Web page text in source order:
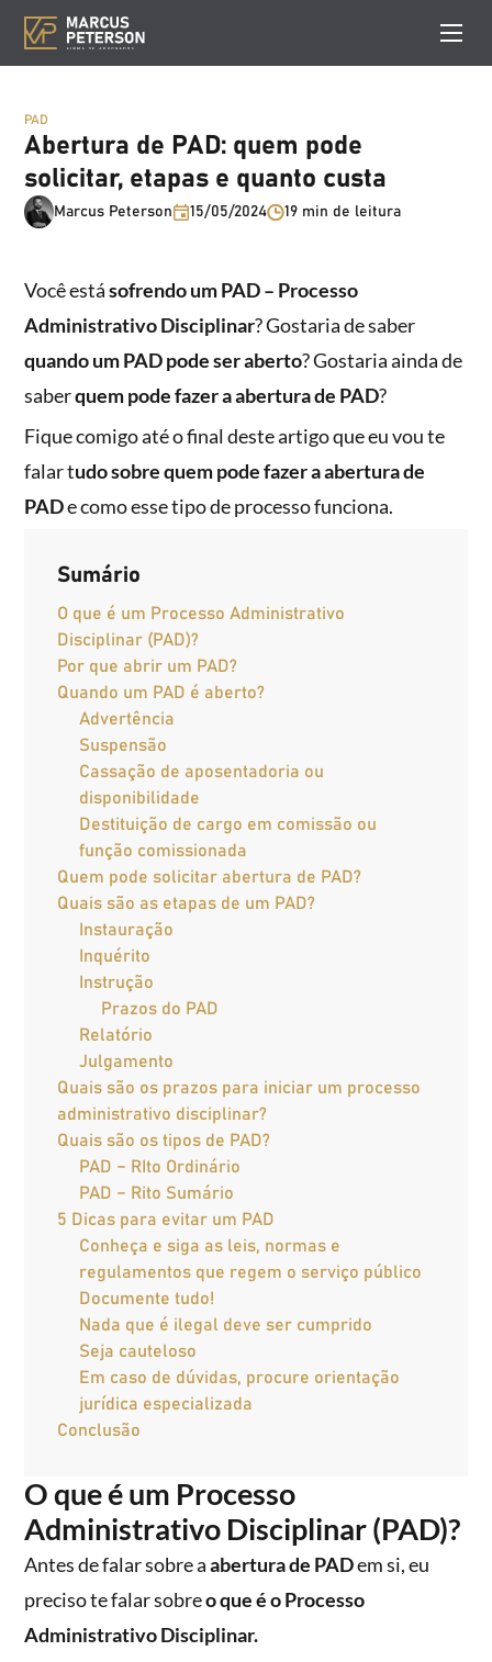
PAD
Abertura de PAD: quem pode
solicitar, etapas e quanto custa
Marcus Peterson 15/05/2024 19 min de leitura
Você estásofrendo um PAD – Processo
Administrativo Disciplinar? Gostaria de saber
quando um PAD pode ser aberto? Gostaria ainda de
saberquem pode fazer a abertura de PAD?
Fique comigo até o final deste artigo que eu vou te
falar tudo sobre quem pode fazer a abertura de
PADe como esse tipo de processo funciona.
Sumário
O que é um Processo Administrativo
Disciplinar (PAD)?
Por que abrir um PAD?
Quando um PAD é aberto?
Advertência
Suspensão
Cassação de aposentadoria ou
disponibilidade
Destituição de cargo em comissão ou
função comissionada
Quem pode solicitar abertura de PAD?
Quais são as etapas de um PAD?
Instauração
Inquérito
Instrução
Prazos do PAD
Relatório
Julgamento
Quais são os prazos para iniciar um processo
administrativo disciplinar?
Quais são os tipos de PAD?
PAD – RIto Ordinário
PAD – Rito Sumário
5 Dicas para evitar um PAD
Conheça e siga as leis, normas e
regulamentos que regem o serviço público
Documente tudo!
Nada que é ilegal deve ser cumprido
Seja cauteloso
Em caso de dúvidas, procure orientação
jurídica especializada
Conclusão
O que é um Processo
Administrativo Disciplinar (PAD)?
Antes de falar sobre aabertura de PADem si, eu
preciso te falar sobreo que é o Processo
Administrativo Disciplinar.